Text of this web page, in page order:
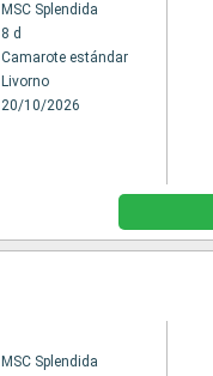
MSC Splendida
8 d
Camarote estándar
Livorno
20/10/2026
MSC Splendida